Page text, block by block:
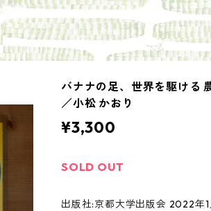
バナナの足、世界を駆ける
／小松 かおり
¥3,300
SOLD OUT
出版社:京都大学出版会 2022年